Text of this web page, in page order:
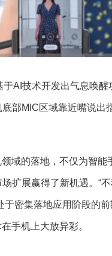
AI技术开发出气息唤醒
部MIC区域靠近嘴说出
域的落地，不仅为智能
扩展赢得了新机遇。“
于密集落地应用阶段的
手机上大放异彩。